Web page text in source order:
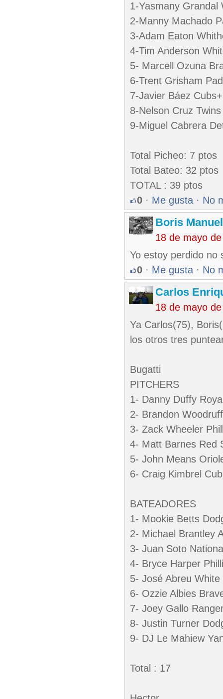
1-Yasmany Grandal
2-Manny Machado
3-Adam Eaton
4-Tim Anderson
5- Marcell Ozuna
6-Trent Grisham
7-Javier Báez
8-Nelson Cruz
9-Miguel Cabrera
Total Picheo: 7 ptos
Total Bateo: 32 ptos
TOTAL : 39 ptos
0 · Me gusta · No
Boris
18 de mayo
Yo estoy perdido no
0 · Me gusta · No
Carlos
18 de mayo
Ya Carlos(75),
los otros tres
Bugatti
PITCHERS
1- Danny Duffy
2- Brandon
3- Zack Wheeler
4- Matt Barnes Red
5- John Means
6- Craig Kimbrel
BATEADORES
1- Mookie Betts
2- Michael Brantley
3- Juan Soto
4- Bryce Harper
5- José Abreu White
6- Ozzie Albies
7- Joey Gallo
8- Justin Turner
9- DJ Le Mahiew
Total : 17